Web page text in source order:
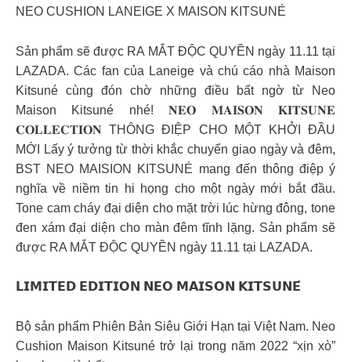
NEO CUSHION LANEIGE X MAISON KITSUNÉ
Sản phẩm sẽ được RA MẮT ĐỘC QUYỀN ngày 11.11 tại
LAZADA. Các fan của Laneige và chú cáo nhà Maison
Kitsuné cùng đón chờ những điều bất ngờ từ Neo
Maison Kitsuné nhé! 𝐍𝐄𝐎 𝐌𝐀𝐈𝐒𝐎𝐍 𝐊𝐈𝐓𝐒𝐔𝐍𝐄
𝐂𝐎𝐋𝐋𝐄𝐂𝐓𝐈𝐎𝐍 THÔNG ĐIỆP CHO MỘT KHỞI ĐẦU
MỚI Lấy ý tưởng từ thời khắc chuyển giao ngày và đêm,
BST NEO MAISION KITSUNÉ mang đến thông điệp ý
nghĩa về niềm tin hi họng cho một ngày mới bắt đầu.
Tone cam cháy đại diện cho mặt trời lúc hừng đông, tone
đen xám đại diện cho màn đêm tĩnh lặng. Sản phẩm sẽ
được RA MẮT ĐỘC QUYỀN ngày 11.11 tại LAZADA.
𝗟𝗜𝗠𝗜𝗧𝗘𝗗 𝗘𝗗𝗜𝗧𝗜𝗢𝗡 𝗡𝗘𝗢 𝗠𝗔𝗜𝗦𝗢𝗡 𝗞𝗜𝗧𝗦𝗨𝗡𝗘́
Bộ sản phẩm Phiên Bản Siêu Giới Hạn tại Việt Nam. Neo
Cushion Maison Kitsuné trở lại trong năm 2022 “xịn xò”